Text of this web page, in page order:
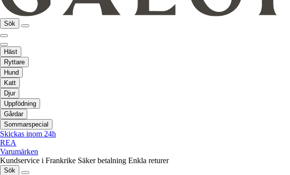
Sök
Häst
Ryttare
Hund
Katt
Djur
Uppfödning
Gårdar
Sommarspecial
Skickas inom 24h
REA
Varumärken
Kundservice i Frankrike Säker betalning Enkla returer
Sök